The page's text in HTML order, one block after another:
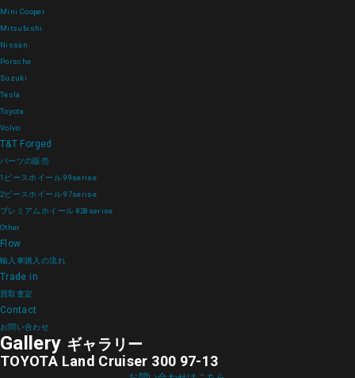
Mini Cooper
Mitsubishi
Nissan
Porsche
Suzuki
Tesla
Toyota
Volvo
T&T Forged
パーツの販売
1ピースホイール 99serise
2ピースホイール 97serise
プレミアムホイール 828serise
Other
Flow
輸入車購入の流れ
Trade in
買取査定
Contact
お問い合わせ
Gallery ギャラリー
TOYOTA Land Cruiser 300 97-13